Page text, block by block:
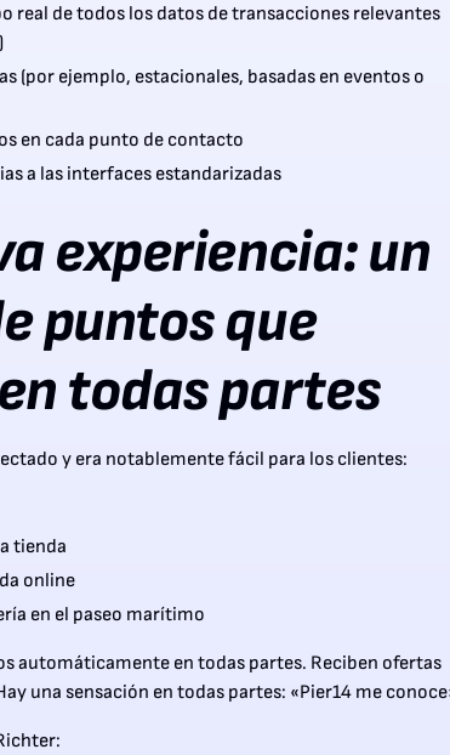
real de todos los datos de transacciones relevantes
(por ejemplo, estacionales, basadas en eventos o
en cada punto de contacto
a las interfaces estandarizadas
experiencia: un
puntos que
todas partes
y era notablemente fácil para los clientes:
tienda
online
en el paseo marítimo
automáticamente en todas partes. Reciben ofertas
una sensación en todas partes: «Pier14 me